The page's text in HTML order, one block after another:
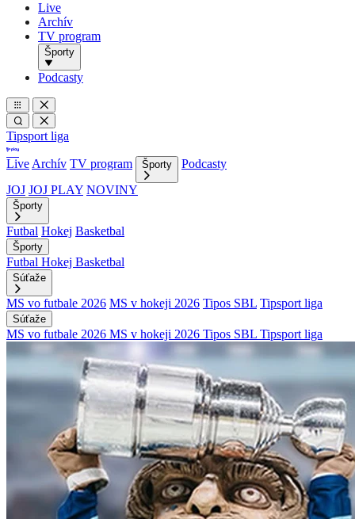
Live
Archív
TV program
Športy
Podcasty
Tipsport liga
Live Archív TV program Športy
Podcasty
JOJ JOJ PLAY NOVINY
Športy
Futbal Hokej Basketbal
Športy
Futbal Hokej Basketbal
Súťaže
MS vo futbale 2026 MS v hokeji 2026 Tipos SBL Tipsport liga
Súťaže
MS vo futbale 2026 MS v hokeji 2026 Tipos SBL Tipsport liga